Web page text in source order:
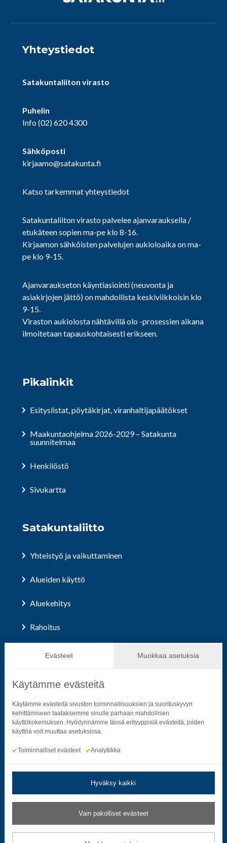
Evästeet Muokkaa asetuksia
Käytämme evästeitä
Käytämme evästeitä sivuston toiminnallisuuksien ja suorituskyvyn
kehittämiseen taataksemme sinulle parhaan mahdollisen
käyttökokemuksen. Hyödynnämme tässä erityyppisiä evästeitä, joiden
käyttöä voit muuttaa asetuksissa.
Toiminnalliset evästeet Analytiikka
Hyväksy kaikki
Vain pakolliset evästeet
Yhteystiedot
Satakuntaliiton virasto
Puhelin
Info(02) 620 4300
Sähköposti
kirjaamo@satakunta.fi
Katso tarkemmat yhteystiedot
Satakuntaliiton virasto palvelee ajanvarauksella /
etukäteen sopien ma-pe klo 8-16.
Kirjaamon sähköisten palvelujen aukioloaika on ma-
pe klo 9-15.
Ajanvaraukseton käyntiasiointi (neuvonta ja
asiakirjojen jättö) on mahdollista keskiviikkoisin klo
9-15.
Viraston aukiolosta nähtävillä olo -prosessien aikana
ilmoitetaan tapauskohtaisesti erikseen.
Pikalinkit
Esityslistat, pöytäkirjat, viranhaltijapäätökset
Maakuntaohjelma 2026-2029 – Satakunta
suunnitelmaa
Henkilöstö
Sivukartta
Satakuntaliitto
Yhteistyö ja vaikuttaminen
Alueiden käyttö
Aluekehitys
Rahoitus
Hallinto ja päätöksenteko
Seuraa sosiaalisessa mediassa
Neliön mallinen ikoni, joka kuvastaa f-kirjainta.
Neliön mallinen ikoni, joka kuvastaa f-kirjainta.
Neliön mallinen ikoni, joka kuvastaa
Neliön mallinen ikoni, jonka
Neliön mallinen ikoni,
Neliön mallinen
Saavutettavuusseloste